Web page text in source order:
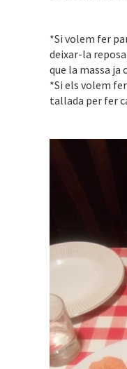
*Si volem fer
deixar-la
que la massa
*Si els volem
tallada per fer